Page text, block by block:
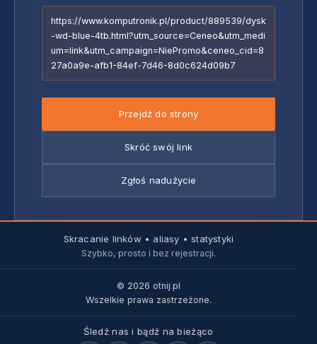
https://www.komputronik.pl/product/889539/dysk
-wd-blue-4tb.html?utm_source=Ceneo&utm_medi
um=link&utm_campaign=NiePromo&ceneo_cid=8
27a0a9e-afb1-84ef-7d46-8d0c624d09b7
Przejdź do strony
Skróć swój link
Zgłoś nadużycie
Skracanie linków • aliasy • statystyki
Szybko, prosto i bez rejestracji.
© 2026 otnij.pl
Wszelkie prawa zastrzeżone.
Śledź nas i bądź na bieżąco